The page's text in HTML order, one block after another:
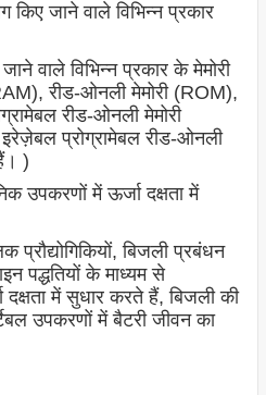
किए जाने वाले विभिन्न प्रकार
वाले विभिन्न प्रकार के मेमोरी
रीड-ओनली मेमोरी (ROM),
रीड-ओनली मेमोरी
प्रोग्रामेबल रीड-ओनली
)
उपकरणों में ऊर्जा दक्षता में
प्रौद्योगिकियों, बिजली प्रबंधन
पद्धतियों के माध्यम से
में सुधार करते हैं, बिजली की
उपकरणों में बैटरी जीवन का